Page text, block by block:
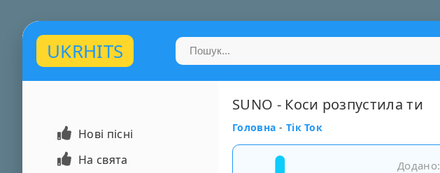
UKRHITS
Нові пісні
На свята
SUNO - Коси розпустила ти
Головна - Тік Ток
Додано: